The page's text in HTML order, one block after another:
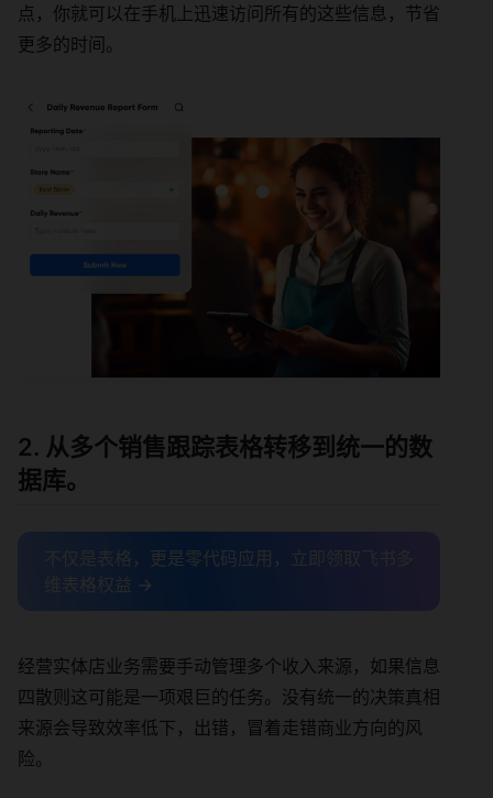
点，你就可以在手机上迅速访问所有的这些信息，节省
更多的时间。
2. 从多个销售跟踪表格转移到统一的数
据库。
不仅是表格，更是零代码应用，立即领取飞书多
维表格权益 →
经营实体店业务需要手动管理多个收入来源，如果信息
四散则这可能是一项艰巨的任务。没有统一的决策真相
来源会导致效率低下，出错，冒着走错商业方向的风
险。